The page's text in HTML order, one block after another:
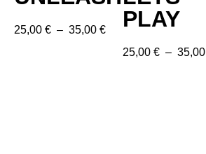
25,00 € – 35,00 €
PLAY
25,00 € – 35,00